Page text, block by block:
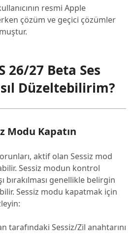
resmi Apple
çözüm ve geçici çözümler
26/27 Beta Ses
Düzeltebilirim?
Modu Kapatın
aktif olan Sessiz mod
Sessiz modun kontrol
bırakılması genellikle belirgin
Sessiz modu kapatmak için
tarafındaki Sessiz/Zil anahtarını